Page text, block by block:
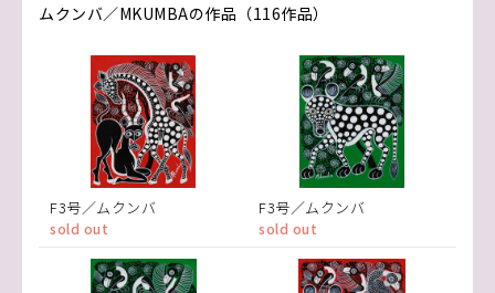
ムクンバ／MKUMBAの作品（116作品）
F3号／ムクンバ
sold out
F3号／ムクンバ
sold out